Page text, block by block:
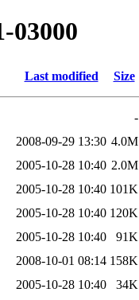
03000
Last modified Size
-
2008-09-29 13:30 4.0M
2005-10-28 10:40 2.0M
2005-10-28 10:40 101K
2005-10-28 10:40 120K
2005-10-28 10:40
91K
2008-10-01 08:14 158K
2005-10-28 10:40
34K